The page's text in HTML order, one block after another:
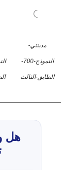
مدينتي-
النموذج-700-
الطابق-الثالث
هل